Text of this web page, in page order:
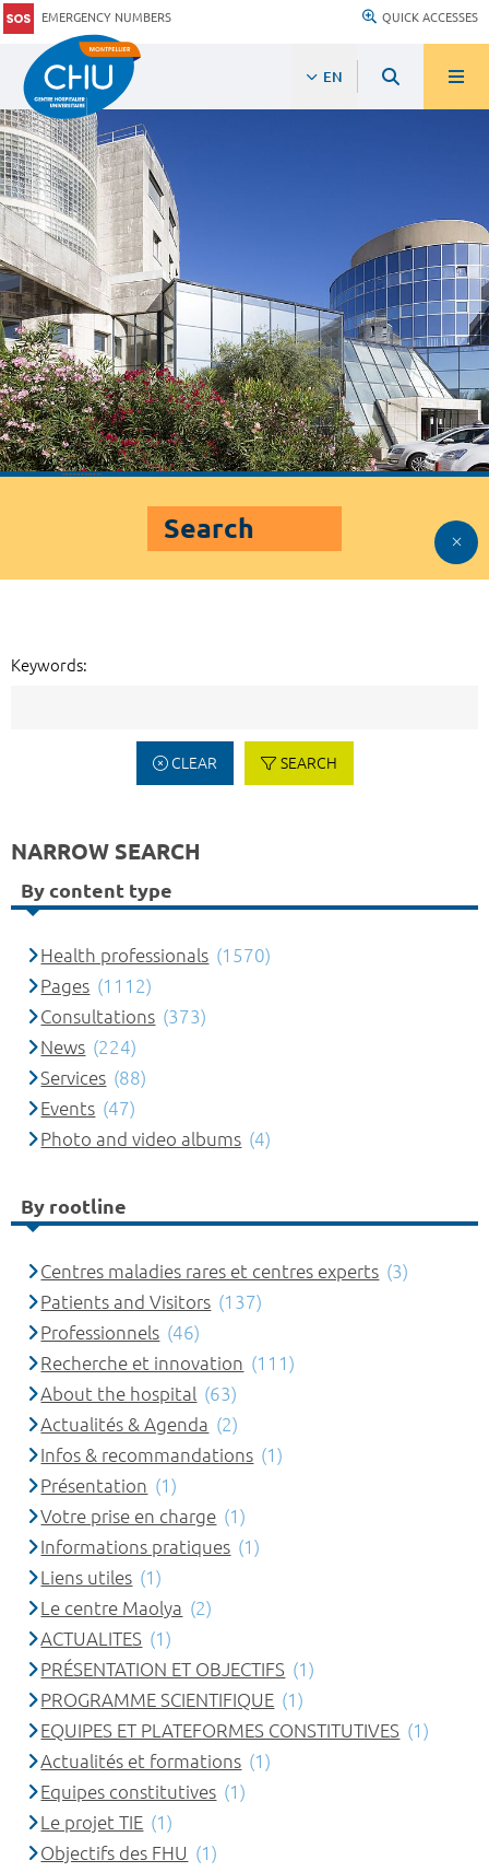
EMERGENCY NUMBERS QUICK ACCESSES
EN
Search
Keywords:
CLEAR SEARCH
NARROW SEARCH
By content type
Health professionals (1570)
Pages (1112)
Consultations (373)
News (224)
Services (88)
Events (47)
Photo and video albums (4)
By rootline
Centres maladies rares et centres experts (3)
Patients and Visitors (137)
Professionnels (46)
Recherche et innovation (111)
About the hospital (63)
Actualités & Agenda (2)
Infos & recommandations (1)
Présentation (1)
Votre prise en charge (1)
Informations pratiques (1)
Liens utiles (1)
Le centre Maolya (2)
ACTUALITES (1)
PRÉSENTATION ET OBJECTIFS (1)
PROGRAMME SCIENTIFIQUE (1)
EQUIPES ET PLATEFORMES CONSTITUTIVES (1)
Actualités et formations (1)
Equipes constitutives (1)
Le projet TIE (1)
Objectifs des FHU (1)